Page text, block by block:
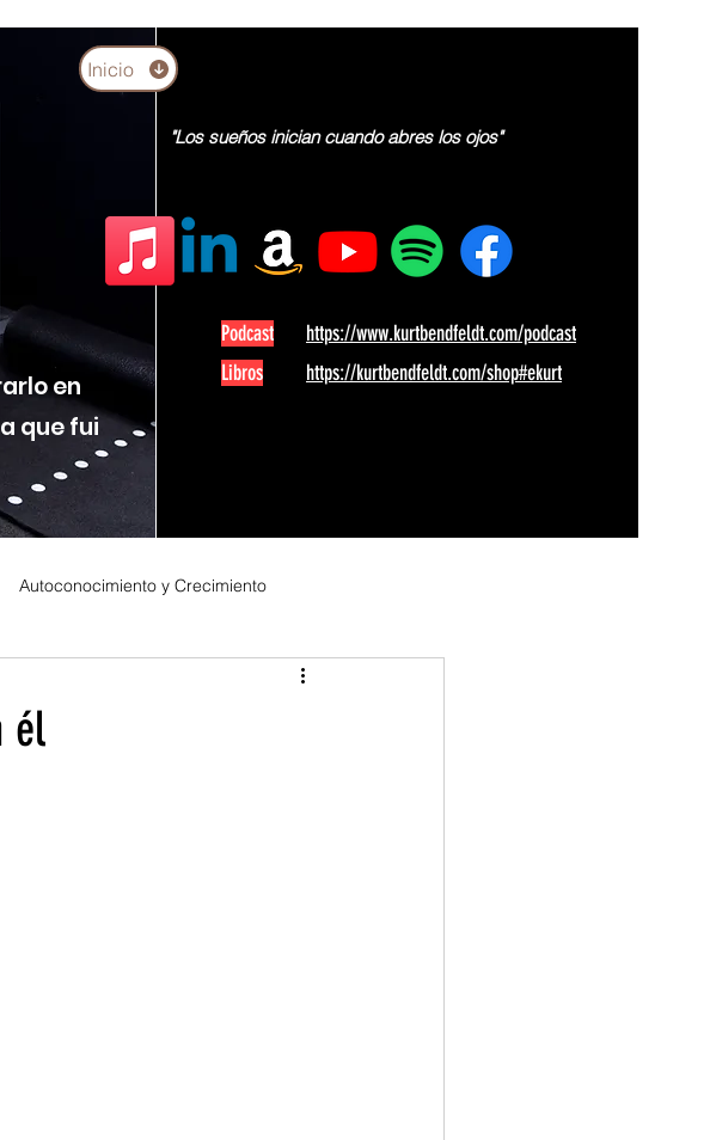
en
que fui
Inicio
"Los sueños inician cuando abres los ojos"
Podcast
Libros
https://www.kurtbendfeldt.com/podcast
https://kurtbendfeldt.com/shop#ekurt
Autoconocimiento y Crecimiento
él